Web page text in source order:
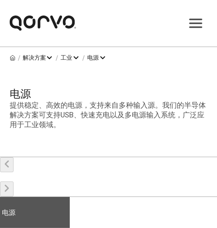
/ 解决方案 / 工业 / 电源
电源
提供稳定、高效的电源，支持来自多种输入源。我们的半导体
解决方案可支持USB、快速充电以及多电源输入系统，广泛应
用于工业领域。
电源